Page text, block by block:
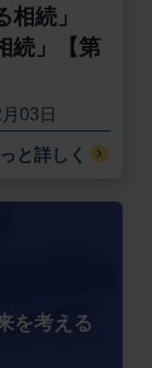
相続」
続」【第
03日
と詳しく
を考える